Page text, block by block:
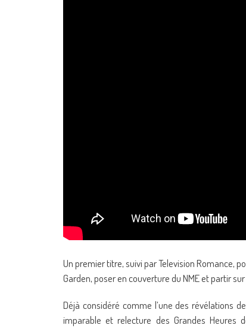
Un premier titre, suivi par Television Romance,
Garden, poser en couverture du NME et partir
Déjà considéré comme l’une des révélations
imparable et relecture des Grandes Heures